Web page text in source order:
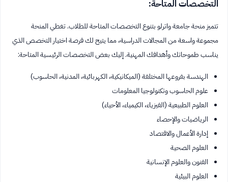
التخصصات المتاحة:
تتميز منحة جامعة واترلو بتنوع التخصصات المتاحة للطلاب. تغطي المنحة
مجموعة واسعة من المجالات الدراسية، مما يتيح لك فرصة اختيار التخصص الذي
يناسب طموحاتك وأهدافك المهنية. إليك بعض التخصصات الرئيسية المتاحة:
الهندسة بفروعها المختلفة (الميكانيكية، الكهربائية، المدنية، الحاسوب)
علوم الحاسوب وتكنولوجيا المعلومات
العلوم الطبيعية (الفيزياء، الكيمياء، الأحياء)
الرياضيات والإحصاء
إدارة الأعمال والاقتصاد
العلوم الصحية
الفنون والعلوم الإنسانية
العلوم البيئية